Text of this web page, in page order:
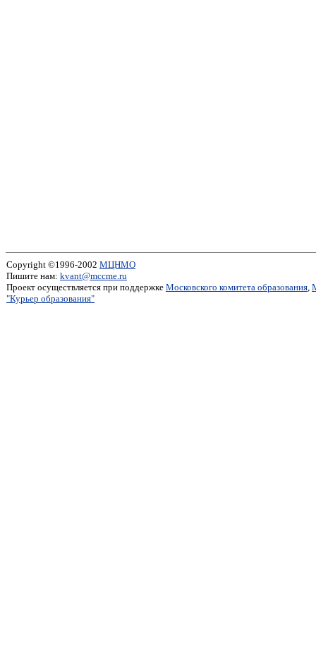
Copyright ©1996-2002 МЦНМО
Пишите нам: kvant@mccme.ru
Проект осуществляется при поддержке Московского комитета образования,
"Курьер образования"